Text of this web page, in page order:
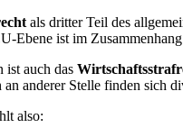
als dritter Teil des
Ebene ist im
ist auch das
anderer Stelle finden sich
also: